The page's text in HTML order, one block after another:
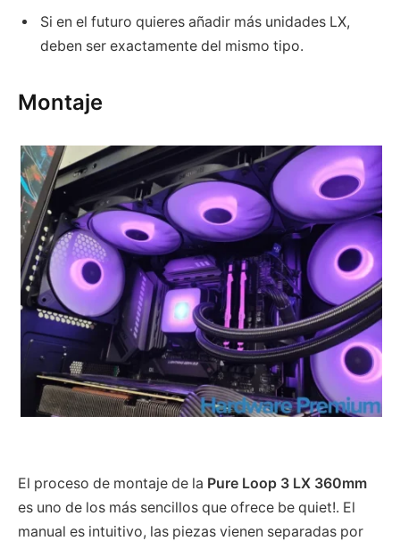
Si en el futuro quieres añadir más unidades LX,
deben ser exactamente del mismo tipo.
Montaje
El proceso de montaje de la Pure Loop 3 LX 360mm
es uno de los más sencillos que ofrece be quiet!. El
manual es intuitivo, las piezas vienen separadas por